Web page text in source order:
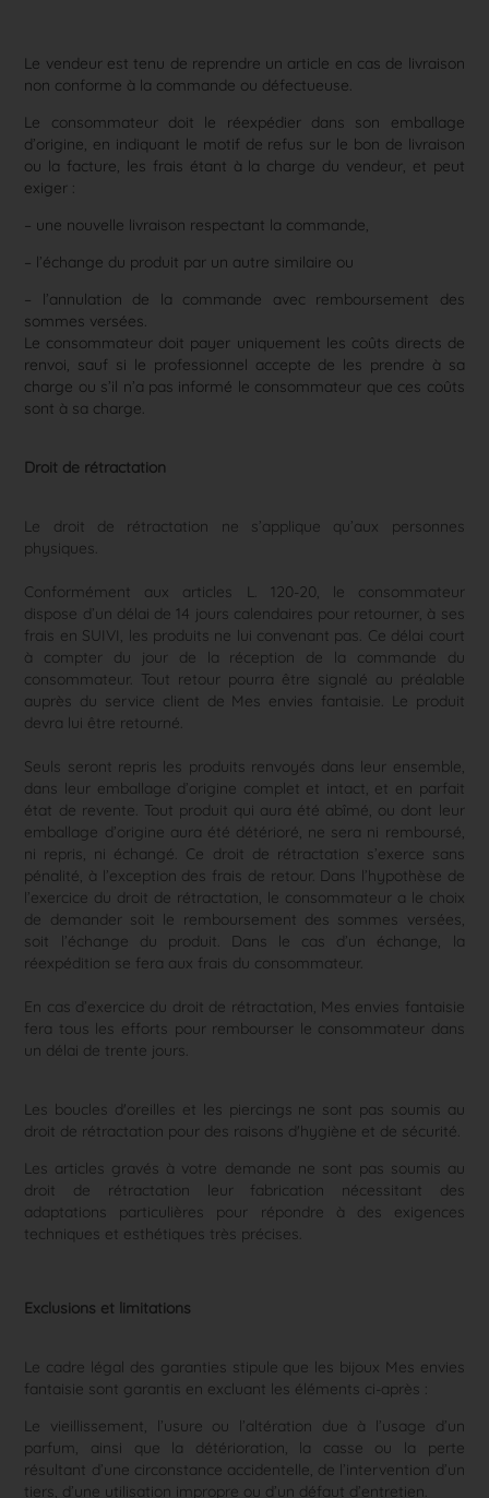
Le vendeur est tenu de reprendre un article en cas de livraison
non conforme à la commande ou défectueuse.
Le consommateur doit le réexpédier dans son emballage
d’origine, en indiquant le motif de refus sur le bon de livraison
ou la facture, les frais étant à la charge du vendeur, et peut
exiger :
– une nouvelle livraison respectant la commande,
– l’échange du produit par un autre similaire ou
– l’annulation de la commande avec remboursement des
sommes versées.
Le consommateur doit payer uniquement les coûts directs de
renvoi, sauf si le professionnel accepte de les prendre à sa
charge ou s’il n’a pas informé le consommateur que ces coûts
sont à sa charge.
Droit de rétractation
Le droit de rétractation ne s’applique qu’aux personnes
physiques.
Conformément aux articles L. 120-20, le consommateur
dispose d’un délai de 14 jours calendaires pour retourner, à ses
frais en SUIVI, les produits ne lui convenant pas. Ce délai court
à compter du jour de la réception de la commande du
consommateur. Tout retour pourra être signalé au préalable
auprès du service client de Mes envies fantaisie. Le produit
devra lui être retourné.
Seuls seront repris les produits renvoyés dans leur ensemble,
dans leur emballage d’origine complet et intact, et en parfait
état de revente. Tout produit qui aura été abîmé, ou dont leur
emballage d’origine aura été détérioré, ne sera ni remboursé,
ni repris, ni échangé. Ce droit de rétractation s’exerce sans
pénalité, à l’exception des frais de retour. Dans l’hypothèse de
l’exercice du droit de rétractation, le consommateur a le choix
de demander soit le remboursement des sommes versées,
soit l’échange du produit. Dans le cas d’un échange, la
réexpédition se fera aux frais du consommateur.
En cas d’exercice du droit de rétractation, Mes envies fantaisie
fera tous les efforts pour rembourser le consommateur dans
un délai de trente jours.
Les boucles d'oreilles et les piercings ne sont pas soumis au
droit de rétractation pour des raisons d'hygiène et de sécurité.
Les articles gravés à votre demande ne sont pas soumis au
droit de rétractation leur fabrication nécessitant des
adaptations particulières pour répondre à des exigences
techniques et esthétiques très précises.
Exclusions et limitations
Le cadre légal des garanties stipule que les bijoux Mes envies
fantaisie sont garantis en excluant les éléments ci-après :
Le vieillissement, l’usure ou l’altération due à l’usage d’un
parfum, ainsi que la détérioration, la casse ou la perte
résultant d’une circonstance accidentelle, de l’intervention d’un
tiers, d’une utilisation impropre ou d’un défaut d’entretien.